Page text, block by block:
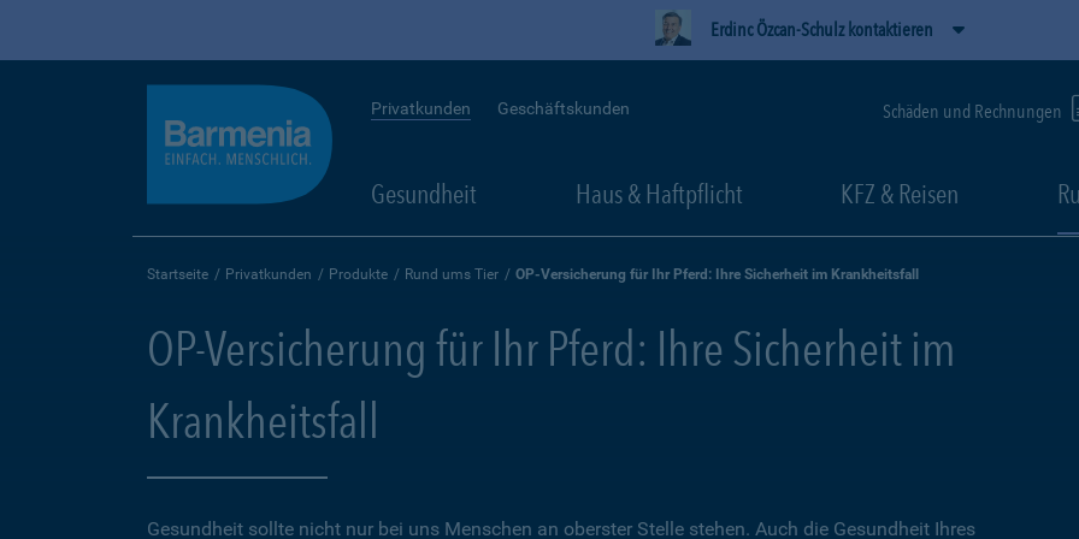
Erdinc Özcan-Schulz kontaktieren
Privatkunden Geschäftskunden Schäden und Rechnungen
Gesundheit Haus & Haftpflicht KFZ & Reisen
Startseite Privatkunden Produkte Rund ums Tier OP-Versicherung für Ihr Pferd: Ihre Sicherheit im Krankheitsfall
OP-Versicherung für Ihr Pferd: Ihre Sicherheit im
Krankheitsfall
Gesundheit sollte nicht nur bei uns Menschen an oberster Stelle stehen. Auch die Gesundheit Ihres